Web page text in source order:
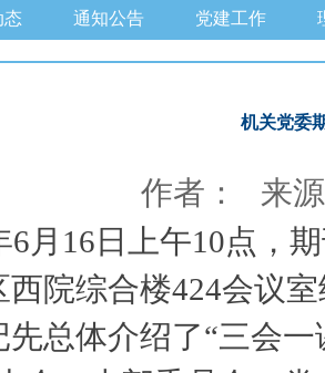
态 通知公告 党建工作
机关党委
作者： 来
16日上午10点，期
西院综合楼424会议
体介绍了“三会一